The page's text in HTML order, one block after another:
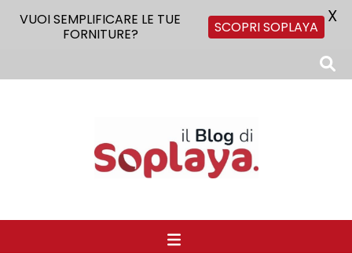
VUOI SEMPLIFICARE LE TUE
FORNITURE?
SCOPRI SOPLAYA X